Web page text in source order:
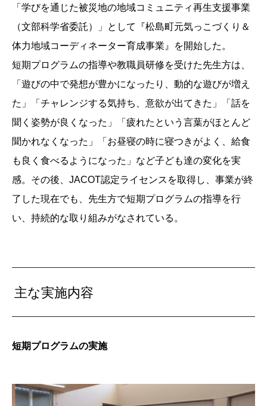
「学びを通じた被災地の地域コミュニティ再生支援事業
（文部科学省委託）」として『松島町元気っこづくり＆
体力地域コーディネーター育成事業』を開始した。
短期プログラムの指導や教職員研修を受けた先生方は、
「遊びの中で発想が豊かになったり、動的な遊びが増え
た」「チャレンジする気持ち、意欲が出てきた」「話を
聞く姿勢が良くなった」「疲れたという言葉がほとんど
聞かれなくなった」「お昼寝の時に寝つきがよく、給食
も良く食べるようになった」など子ども達の変化を実
感。その後、JACOT認定ライセンスを取得し、事業が終
了した現在でも、先生方で短期プログラムの指導を行
い、持続的な取り組みがなされている。
主な実施内容
短期プログラムの実施